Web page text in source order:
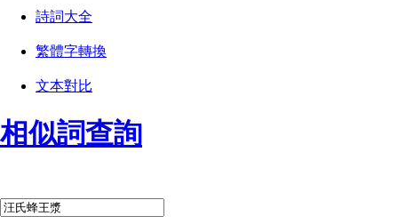
詩詞大全
繁體字轉換
文本對比
相似詞查詢